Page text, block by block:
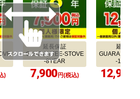
)
延長保証
GUARANTEE-STOVE
-8YEAR
7,900円(税込)
延長保証
GUARANTEE-
-10YEAR
12,900